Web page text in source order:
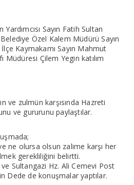
Sayın Fatih Sultan
Özel Kalem Müdürü Sayın
Kaymakamı Sayın Mahmut
Müdüresi Çilem Yegin katılım
ve zulmün karşısında Hazreti
ve gururunu paylaştılar.
ne olursa olsun zalime karşı her
gerekliliğini belirtti.
Sultangazi Hz. Ali Cemevi Post
Dede de konuşmalar yaptılar.